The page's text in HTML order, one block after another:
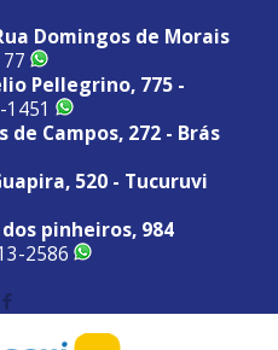
Domingos de Morais
Pellegrino, 775 -
de Campos, 272 - Brás
520 - Tucuruvi
pinheiros, 984
2586